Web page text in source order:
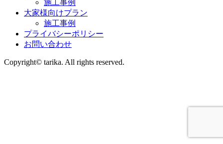
施工事例
大家様向けプラン
施工事例
プライバシーポリシー
お問い合わせ
Copyright© tarika. All rights reserved.